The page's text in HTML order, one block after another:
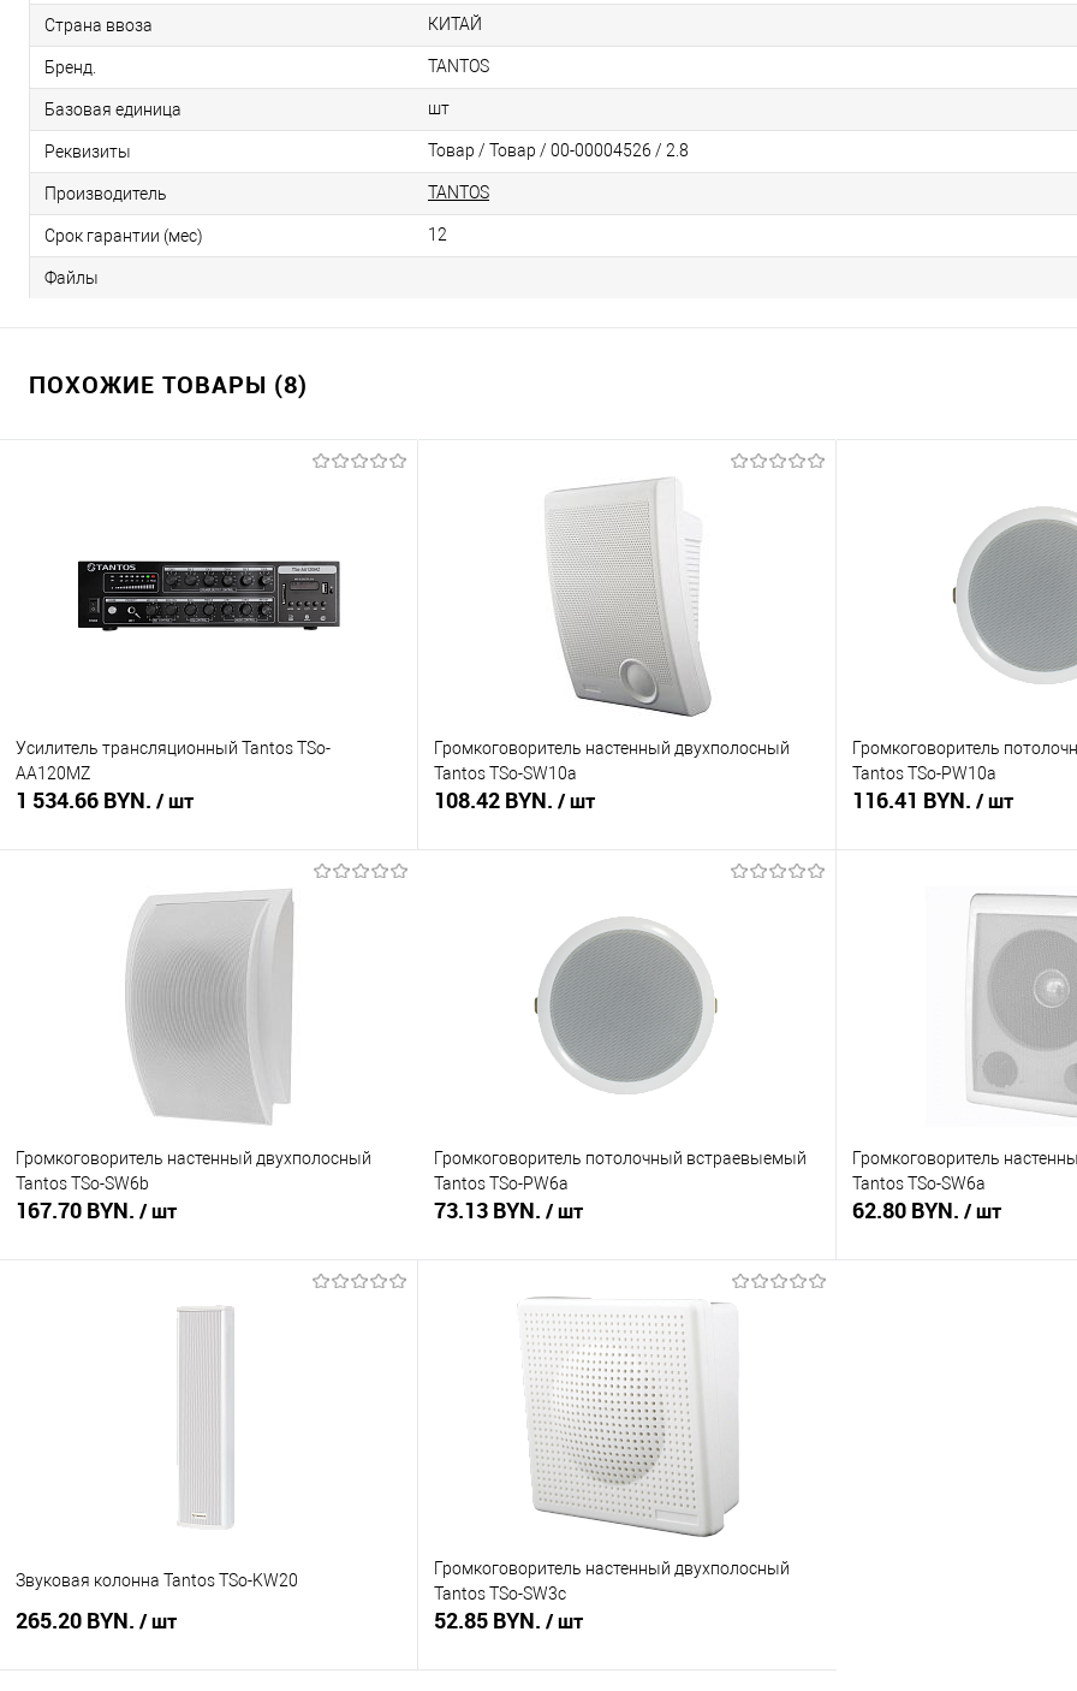
Страна ввоза КИТАЙ
Бренд. TANTOS
Базовая единица шт
Реквизиты Товар / Товар / 00-00004526 / 2.8
Производитель TANTOS
Срок гарантии (мес) 12
Файлы
ПОХОЖИЕ ТОВАРЫ (8)
Усилитель трансляционный Tantos TSo-
AA120MZ
1 534.66 BYN. / шт
В корзину
Купить в 1 клик
Сравнение
Громкоговоритель настенный двухполосный
Tantos TSo-SW10a
108.42 BYN. / шт
Купить в 1 клик
Сравнение
В наличии
Громкоговоритель
Tantos TSo-PW10a
116.41 BYN. / шт
В
Громкоговоритель настенный двухполосный
Tantos TSo-SW6b
167.70 BYN. / шт
В корзину
Громкоговоритель потолочный встраевыемый
Tantos TSo-PW6a
73.13 BYN. / шт
Купить в 1 клик
Сравнение
В наличии
Громкоговоритель
Tantos TSo-SW6a
62.80 BYN. / шт
Звуковая колонна Tantos TSo-KW20
265.20 BYN. / шт
Громкоговоритель настенный двухполосный
Tantos TSo-SW3c
52.85 BYN. / шт